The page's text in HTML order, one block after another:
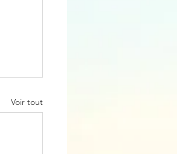
Voir tout